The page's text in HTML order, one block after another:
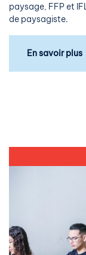
paysage, FFP et
de paysagiste.
En savoir plus